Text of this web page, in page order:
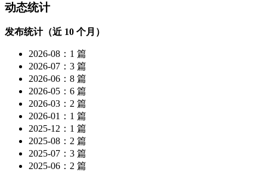
动态统计
发布统计（近 10 个月）
2026-08：1 篇
2026-07：3 篇
2026-06：8 篇
2026-05：6 篇
2026-03：2 篇
2026-01：1 篇
2025-12：1 篇
2025-08：2 篇
2025-07：3 篇
2025-06：2 篇